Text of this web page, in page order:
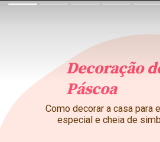
Decoração
Páscoa
Como decorar a casa para
especial e cheia de